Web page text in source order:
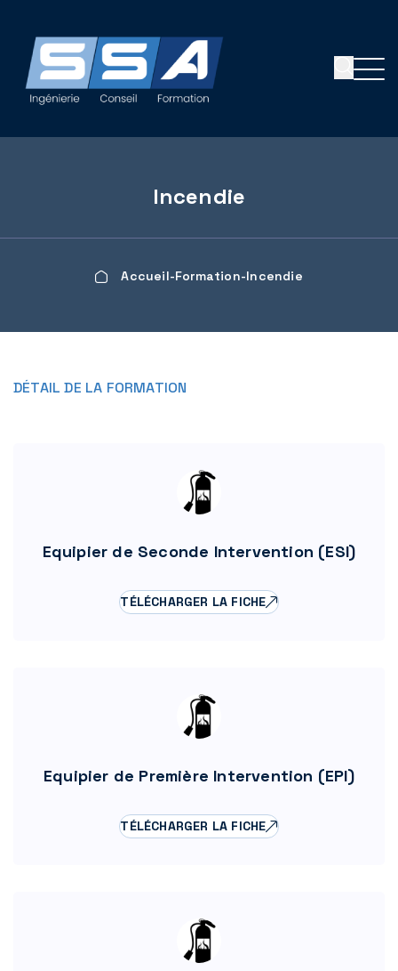
Incendie
Accueil Formation Incendie
DÉTAIL DE LA FORMATION
Equipier de Seconde Intervention (ESI)
TÉLÉCHARGER LA FICHE
Equipier de Première Intervention (EPI)
TÉLÉCHARGER LA FICHE